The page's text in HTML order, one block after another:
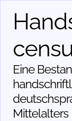
Eine
Mittelalters